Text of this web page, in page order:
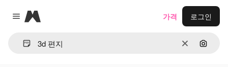
Close menu
Magnific
지우기이미지
가격 로그인